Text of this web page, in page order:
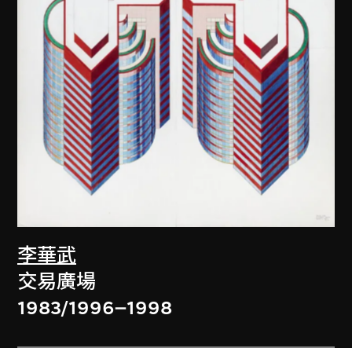
李華武
交易廣場
1983/1996–1998